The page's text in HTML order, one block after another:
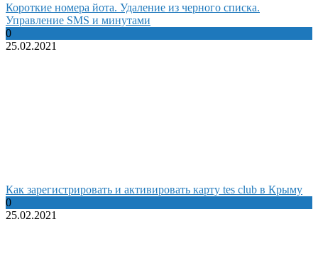
Короткие номера йота. Удаление из черного списка.
Управление SMS и минутами
0
25.02.2021
Как зарегистрировать и активировать карту tes club в Крыму
0
25.02.2021